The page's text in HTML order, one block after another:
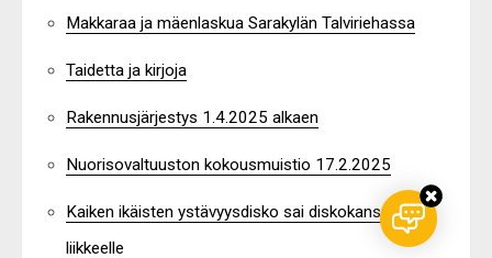
Makkaraa ja mäenlaskua Sarakylän Talviriehassa
Taidetta ja kirjoja
Rakennusjärjestys 1.4.2025 alkaen
Nuorisovaltuuston kokousmuistio 17.2.2025
Kaiken ikäisten ystävyysdisko sai diskokansan
liikkeelle